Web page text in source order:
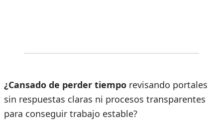
¿Cansado de perder tiempo revisando portales
sin respuestas claras ni procesos transparentes
para conseguir trabajo estable?